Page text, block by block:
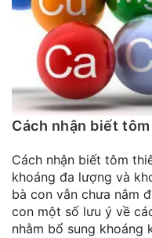
lắp
Blog
chia
Liên
hệ
Cách nhận biết
Cách nhận biết tôm
khoáng đa lượng và
bà con vẫn chưa nắm
con một số lưu ý về
nhằm bổ sung khoáng